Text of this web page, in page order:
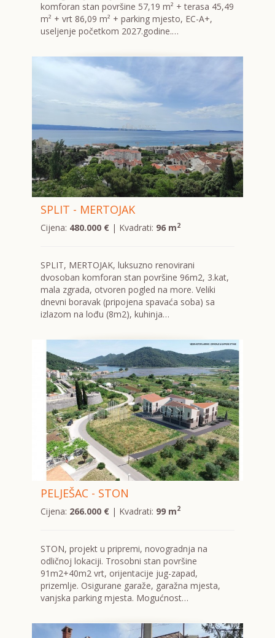
komforan stan površine 57,19 m² + terasa 45,49
m² + vrt 86,09 m² + parking mjesto, EC-A+,
useljenje početkom 2027.godine.…
SPLIT - MERTOJAK
Cijena: 480.000 €| Kvadrati: 96 m2
SPLIT, MERTOJAK, luksuzno renovirani
dvosoban komforan stan površine 96m2, 3.kat,
mala zgrada, otvoren pogled na more. Veliki
dnevni boravak (pripojena spavaća soba) sa
izlazom na lođu (8m2), kuhinja…
PELJEŠAC - STON
Cijena: 266.000 €| Kvadrati: 99 m2
STON, projekt u pripremi, novogradnja na
odličnoj lokaciji. Trosobni stan površine
91m2+40m2 vrt, orijentacije jug-zapad,
prizemlje. Osigurane garaže, garažna mjesta,
vanjska parking mjesta. Mogućnost…